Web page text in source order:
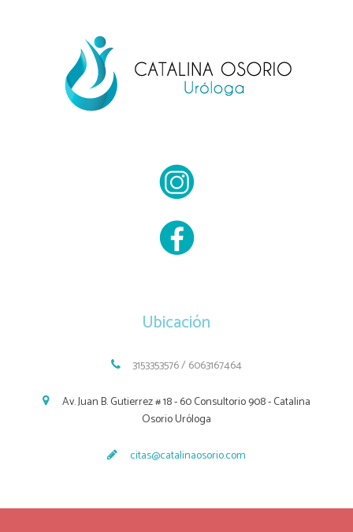
Ubicación
3153353576 / 6063167464
Av. Juan B. Gutierrez # 18 - 60 Consultorio 908 - Catalina
Osorio Uróloga
citas@catalinaosorio.com